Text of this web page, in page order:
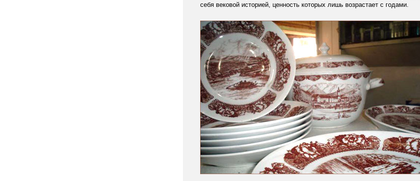
себя вековой историей, ценность которых лишь возрастает с годами.